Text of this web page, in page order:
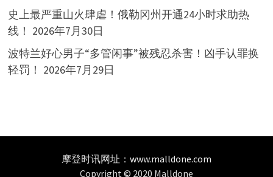
史上最严重山火肆虐！俄勒冈州开通24小时求助热
线！ 2026年7月30日
波特兰好心男子“多管闲事”被残忍杀害！凶手认罪换
轻罚！ 2026年7月29日
摩登时讯网址： www.malldone.com
Copyright © 2020 Malldone